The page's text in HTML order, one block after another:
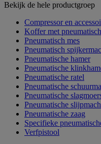
Bekijk de hele productgroep
Compressor en
Koffer met
Pneumatisch mes
Pneumatisch
Pneumatische hamer
Pneumatische
Pneumatische ratel
Pneumatische
Pneumatische
Pneumatische
Pneumatische zaag
Specifieke
Verfpistool